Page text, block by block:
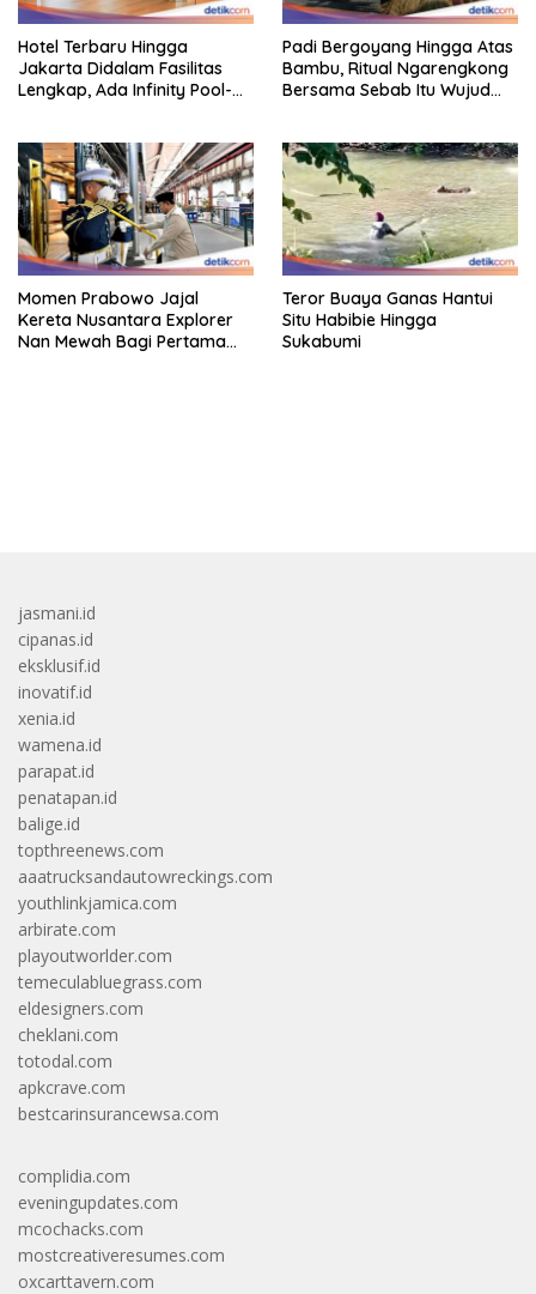
Hotel Terbaru Hingga
Jakarta Didalam Fasilitas
Lengkap, Ada Infinity Pool-
Padi Bergoyang Hingga Atas
Bambu, Ritual Ngarengkong
Bersama Sebab Itu Wujud
Momen Prabowo Jajal
Kereta Nusantara Explorer
Nan Mewah Bagi Pertama
Teror Buaya Ganas Hantui
Situ Habibie Hingga
Sukabumi
jasmani.id
cipanas.id
eksklusif.id
inovatif.id
xenia.id
wamena.id
parapat.id
penatapan.id
balige.id
topthreenews.com
aaatrucksandautowreckings.com
youthlinkjamica.com
arbirate.com
playoutworlder.com
temeculabluegrass.com
eldesigners.com
cheklani.com
totodal.com
apkcrave.com
bestcarinsurancewsa.com
complidia.com
eveningupdates.com
mcochacks.com
mostcreativeresumes.com
oxcarttavern.com